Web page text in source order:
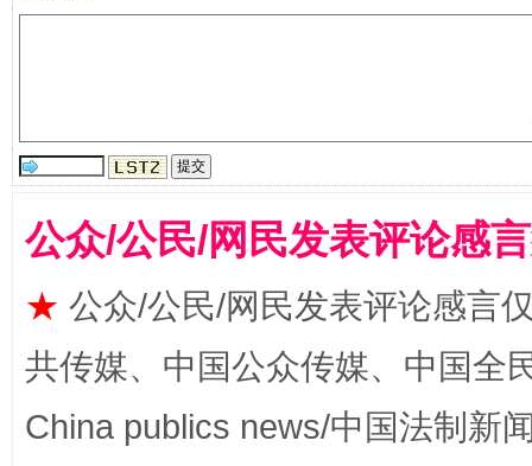
公众/公民/网民发表评论感
★ 公众/公民/网民发表评论感言
共传媒、中国公众传媒、中国全
China publics news/中国法制新